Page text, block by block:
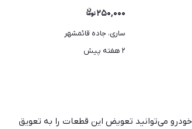
۲۵۰,۰۰۰
ساری، جاده قائمشهر
۲ هفته پیش
می‌توانید تعویض این قطعات را به تعویق